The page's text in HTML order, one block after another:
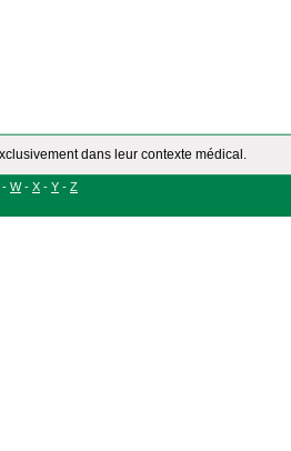
dans leur contexte médical.
- W- X - Y - Z